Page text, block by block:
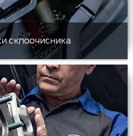
склоочисника